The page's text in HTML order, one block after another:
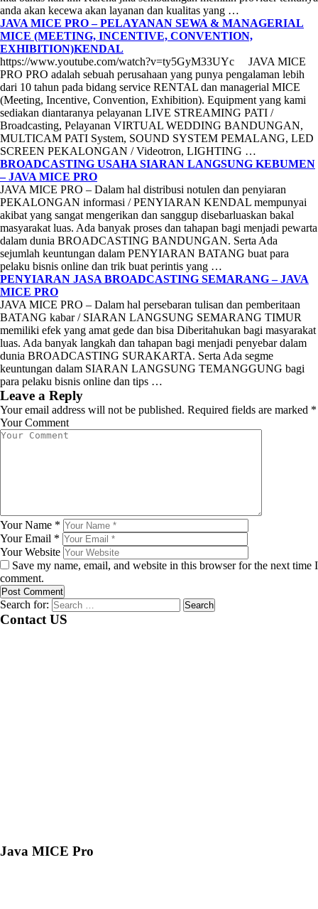
anda akan kecewa akan layanan dan kualitas yang …
JAVA MICE PRO – PELAYANAN SEWA & MANAGERIAL
MICE (MEETING, INCENTIVE, CONVENTION,
EXHIBITION)KENDAL
https://www.youtube.com/watch?v=ty5GyM33UYc JAVA MICE
PRO PRO adalah sebuah perusahaan yang punya pengalaman lebih
dari 10 tahun pada bidang service RENTAL dan managerial MICE
(Meeting, Incentive, Convention, Exhibition). Equipment yang kami
sediakan diantaranya pelayanan LIVE STREAMING PATI /
Broadcasting, Pelayanan VIRTUAL WEDDING BANDUNGAN,
MULTICAM PATI System, SOUND SYSTEM PEMALANG, LED
SCREEN PEKALONGAN / Videotron, LIGHTING …
BROADCASTING USAHA SIARAN LANGSUNG KEBUMEN
– JAVA MICE PRO
JAVA MICE PRO – Dalam hal distribusi notulen dan penyiaran
PEKALONGAN informasi / PENYIARAN KENDAL mempunyai
akibat yang sangat mengerikan dan sanggup disebarluaskan bakal
masyarakat luas. Ada banyak proses dan tahapan bagi menjadi pewarta
dalam dunia BROADCASTING BANDUNGAN. Serta Ada
sejumlah keuntungan dalam PENYIARAN BATANG buat para
pelaku bisnis online dan trik buat perintis yang …
PENYIARAN JASA BROADCASTING SEMARANG – JAVA
MICE PRO
JAVA MICE PRO – Dalam hal persebaran tulisan dan pemberitaan
BATANG kabar / SIARAN LANGSUNG SEMARANG TIMUR
memiliki efek yang amat gede dan bisa Diberitahukan bagi masyarakat
luas. Ada banyak langkah dan tahapan bagi menjadi penyebar dalam
dunia BROADCASTING SURAKARTA. Serta Ada segme
keuntungan dalam SIARAN LANGSUNG TEMANGGUNG bagi
para pelaku bisnis online dan tips …
Leave a Reply
Your email address will not be published. Required fields are marked *
Your Comment
Your Name *
Your Email *
Your Website
Save my name, email, and website in this browser for the next time I
comment.
Search for:
Contact US
Java MICE Pro